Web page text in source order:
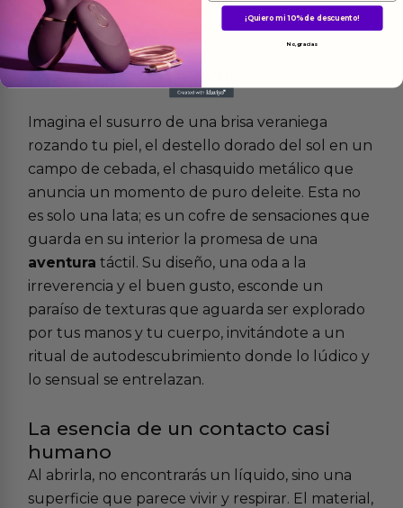
Másinformacion
Imagina el susurro de una brisa veraniega
rozando tu piel, el destello dorado del sol en un
campo de cebada, el chasquido metálico que
anuncia un momento de puro deleite. Esta no
es solo una lata; es un cofre de sensaciones que
guarda en su interior la promesa de una
aventura táctil. Su diseño, una oda a la
irreverencia y el buen gusto, esconde un
paraíso de texturas que aguarda ser explorado
por tus manos y tu cuerpo, invitándote a un
ritual de autodescubrimiento donde lo lúdico y
lo sensual se entrelazan.
La esencia de un contacto casi
humano
Al abrirla, no encontrarás un líquido, sino una
superficie que parece vivir y respirar. El material,
¡Quiero mi 10% de descuento!
No, gracias